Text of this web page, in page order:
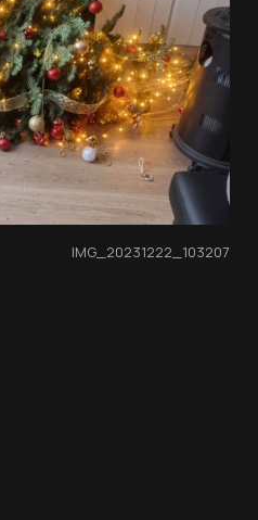
IMG_20231222_103207